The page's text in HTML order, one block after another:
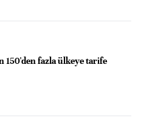
150'den fazla ülkeye tarife